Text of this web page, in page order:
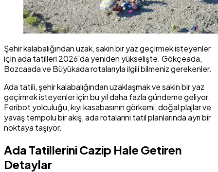
Şehir kalabalığından uzak, sakin bir yaz geçirmek isteyenler
için ada tatilleri 2026'da yeniden yükselişte. Gökçeada,
Bozcaada ve Büyükada rotalarıyla ilgili bilmeniz gerekenler.
Ada tatili, şehir kalabalığından uzaklaşmak ve sakin bir yaz
geçirmek isteyenler için bu yıl daha fazla gündeme geliyor.
Feribot yolculuğu, kıyı kasabasının görkemi, doğal plajlar ve
yavaş tempolu bir akış, ada rotalarını tatil planlarında ayrı bir
noktaya taşıyor.
Ada Tatillerini Cazip Hale Getiren
Detaylar